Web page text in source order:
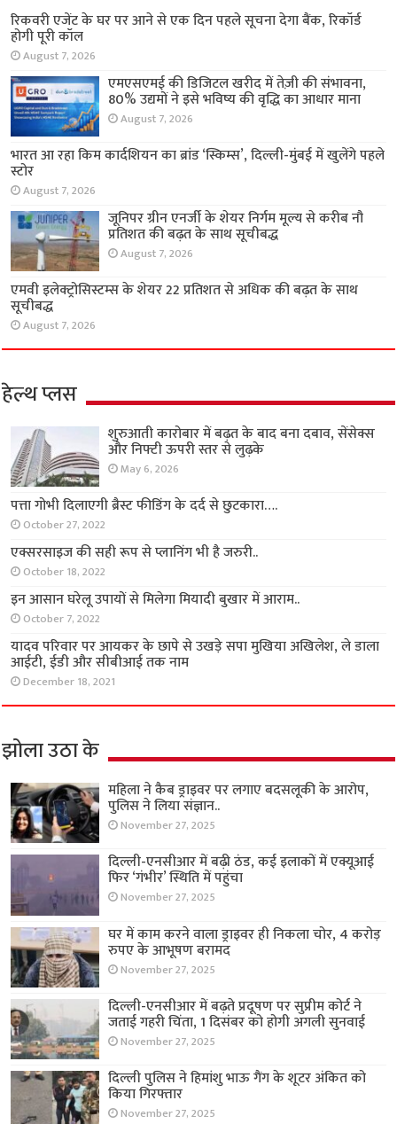
रिकवरी एजेंट के घर पर आने से एक दिन पहले सूचना देगा बैंक, रिकॉर्ड
होगी पूरी कॉल
August 7, 2026
एमएसएमई की डिजिटल खरीद में तेज़ी की संभावना,
80% उद्यमों ने इसे भविष्य की वृद्धि का आधार माना
August 7, 2026
भारत आ रहा किम कार्दशियन का ब्रांड ‘स्किम्स’, दिल्ली-मुंबई में खुलेंगे पहले
स्टोर
August 7, 2026
जूनिपर ग्रीन एनर्जी के शेयर निर्गम मूल्य से करीब नौ
प्रतिशत की बढ़त के साथ सूचीबद्ध
August 7, 2026
एमवी इलेक्ट्रोसिस्टम्स के शेयर 22 प्रतिशत से अधिक की बढ़त के साथ
सूचीबद्ध
August 7, 2026
हेल्थ प्लस
शुरुआती कारोबार में बढ़त के बाद बना दबाव, सेंसेक्स
और निफ्टी ऊपरी स्तर से लुढ़के
May 6, 2026
पत्ता गोभी दिलाएगी ब्रैस्ट फीडिंग के दर्द से छुटकारा….
October 27, 2022
एक्सरसाइज की सही रूप से प्लानिंग भी है जरुरी..
October 18, 2022
इन आसान घरेलू उपायों से मिलेगा मियादी बुखार में आराम..
October 7, 2022
यादव परिवार पर आयकर के छापे से उखड़े सपा मुखिया अखिलेश, ले डाला
आईटी, ईडी और सीबीआई तक नाम
December 18, 2021
झोला उठा के
महिला ने कैब ड्राइवर पर लगाए बदसलूकी के आरोप,
पुलिस ने लिया संज्ञान..
November 27, 2025
दिल्ली-एनसीआर में बढ़ी ठंड, कई इलाकों में एक्यूआई
फिर ‘गंभीर’ स्थिति में पहुंचा
November 27, 2025
घर में काम करने वाला ड्राइवर ही निकला चोर, 4 करोड़
रुपए के आभूषण बरामद
November 27, 2025
दिल्ली-एनसीआर में बढ़ते प्रदूषण पर सुप्रीम कोर्ट ने
जताई गहरी चिंता, 1 दिसंबर को होगी अगली सुनवाई
November 27, 2025
दिल्ली पुलिस ने हिमांशु भाऊ गैंग के शूटर अंकित को
किया गिरफ्तार
November 27, 2025